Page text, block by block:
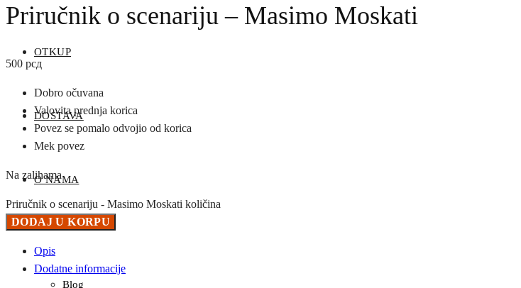
OTKUP
DOSTAVA
O NAMA
Blog
Priručnik o scenariju – Masimo Moskati
500 рсд
Dobro očuvana
Valovita prednja korica
Povez se pomalo odvojio od korica
Mek povez
Na zalihama
Priručnik o scenariju - Masimo Moskati količina
DODAJ U KORPU
Opis
Dodatne informacije